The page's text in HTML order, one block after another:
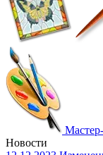
Новости